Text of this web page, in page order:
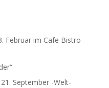
Februar im Cafe Bistro
September -Welt-